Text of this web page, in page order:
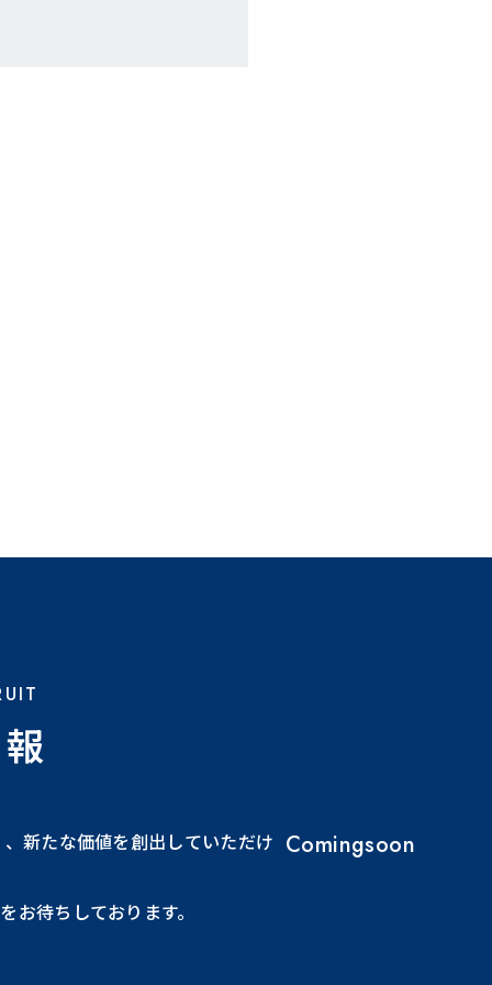
新たな価値を創出していただけ
お待ちしております。
Comingsoon